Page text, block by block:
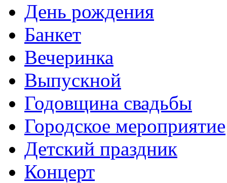
День рождения
Банкет
Вечеринка
Выпускной
Годовщина свадьбы
Городское мероприятие
Детский праздник
Концерт